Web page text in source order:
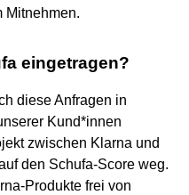
Mitnehmen.
eingetragen?
diese Anfragen in
Kund*innen
zwischen Klarna und
den Schufa-Score weg.
Produkte frei von